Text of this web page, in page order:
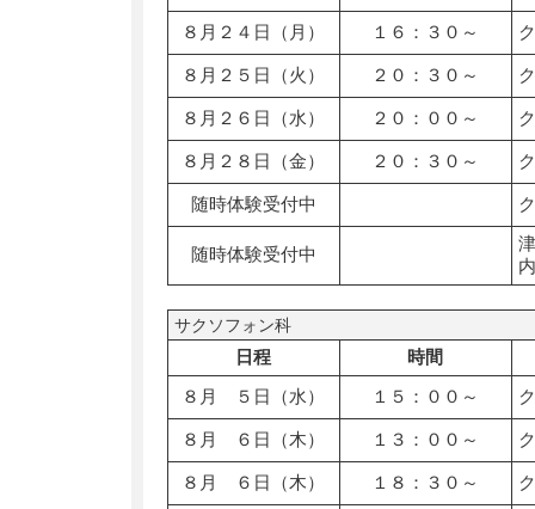
８月２４日（月） １６：３０～
８月２５日（火） ２０：３０～
８月２６日（水） ２０：００～
８月２８日（金） ２０：３０～
随時体験受付中
随時体験受付中
サクソフォン科
日程
時間
８月 ５日（水）
１５：００～
８月 ６日（木） １３：００～
８月 ６日（木） １８：３０～